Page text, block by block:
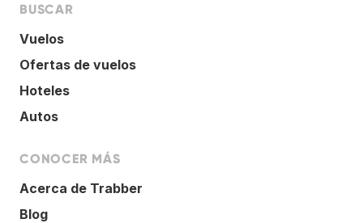
BUSCAR
Vuelos
Ofertas de vuelos
Hoteles
Autos
CONOCER MÁS
Acerca de Trabber
Blog